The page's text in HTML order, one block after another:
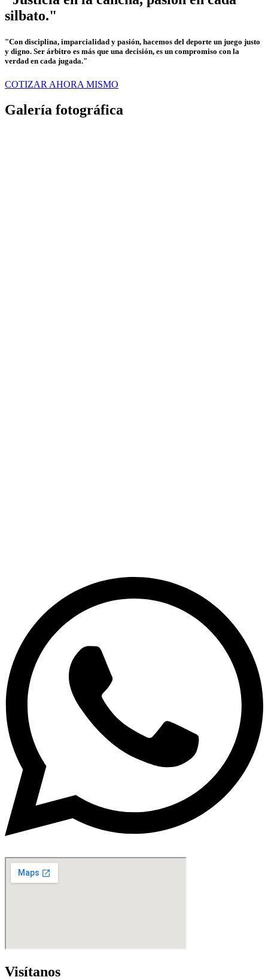
silbato."
"Con disciplina, imparcialidad y pasión, hacemos del deporte un juego justo
y digno. Ser árbitro es más que una decisión, es un compromiso con la
verdad en cada jugada."
COTIZAR AHORA MISMO
Galería fotográfica
Visítanos